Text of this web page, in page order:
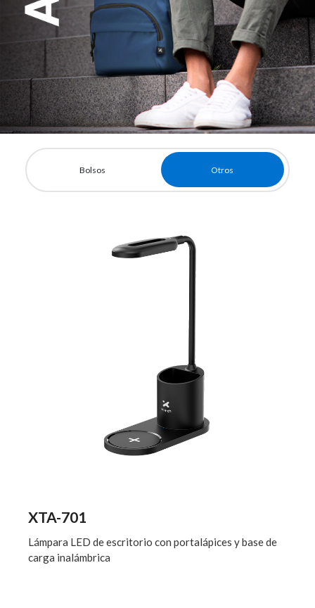
Bolsos Otros
XTA-701
Lámpara LED de escritorio con portalápices y base de
carga inalámbrica